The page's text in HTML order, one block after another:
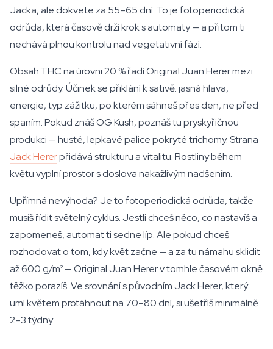
Jacka, ale dokvete za 55–65 dní. To je fotoperiodická
odrůda, která časově drží krok s automaty — a přitom ti
nechává plnou kontrolu nad vegetativní fází.
Obsah THC na úrovni 20 % řadí Original Juan Herer mezi
silné odrůdy. Účinek se přiklání k sativě: jasná hlava,
energie, typ zážitku, po kterém sáhneš přes den, ne před
spaním. Pokud znáš OG Kush, poznáš tu pryskyřičnou
produkci — husté, lepkavé palice pokryté trichomy. Strana
Jack Hererpřidává strukturu a vitalitu. Rostliny během
květu vyplní prostor s doslova nakažlivým nadšením.
Upřímná nevýhoda? Je to fotoperiodická odrůda, takže
musíš řídit světelný cyklus. Jestli chceš něco, co nastavíš a
zapomeneš, automat ti sedne líp. Ale pokud chceš
rozhodovat o tom, kdy květ začne — a za tu námahu sklidit
až 600 g/m² — Original Juan Herer v tomhle časovém okně
těžko porazíš. Ve srovnání s původním Jack Herer, který
umí květem protáhnout na 70–80 dní, si ušetříš minimálně
2–3 týdny.